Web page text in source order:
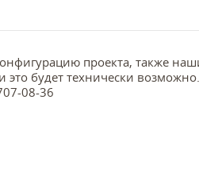
проекта, также
это будет технически
08-36